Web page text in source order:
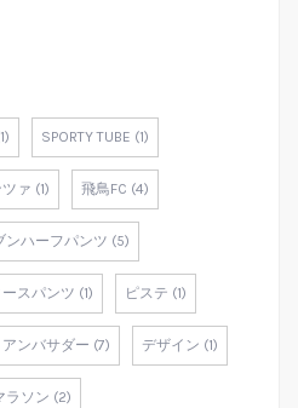
SPORTY TUBE (1)
ァ (1) 飛鳥FC (4)
ンハーフパンツ (5)
スパンツ (1) ピステ (1)
アンバサダー (7) デザイン (1)
ラソン (2)